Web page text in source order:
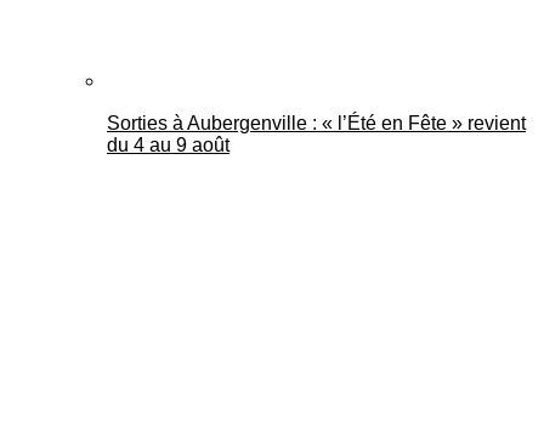
Sorties à Aubergenville : « l’Été en Fête » revient
du 4 au 9 août